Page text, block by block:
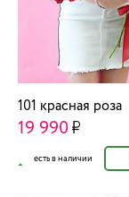
101 красная роза
19 990
есть в наличии